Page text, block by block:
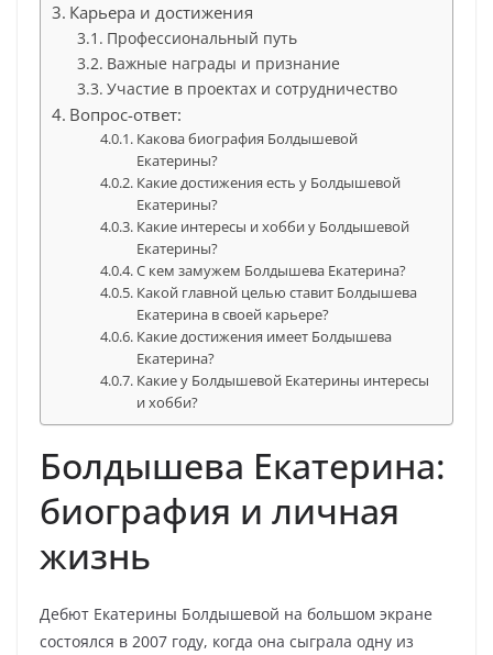
Карьера и достижения
Профессиональный путь
Важные награды и признание
Участие в проектах и сотрудничество
Вопрос-ответ:
Какова биография Болдышевой
Екатерины?
Какие достижения есть у Болдышевой
Екатерины?
Какие интересы и хобби у Болдышевой
Екатерины?
С кем замужем Болдышева Екатерина?
Какой главной целью ставит Болдышева
Екатерина в своей карьере?
Какие достижения имеет Болдышева
Екатерина?
Какие у Болдышевой Екатерины интересы
и хобби?
Болдышева Екатерина:
биография и личная
жизнь
Дебют Екатерины Болдышевой на большом экране
состоялся в 2007 году, когда она сыграла одну из